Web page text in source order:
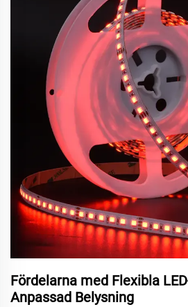
Fördelarna med Flexibla
Anpassad Belysning